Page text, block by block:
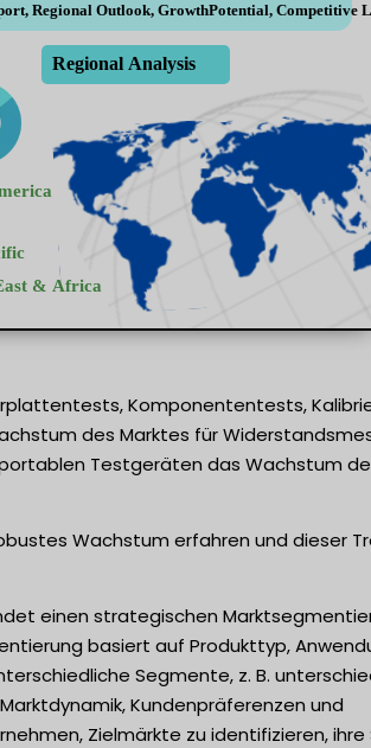
Komponententests,
des Marktes für
Testgeräten das Wachstum
Wachstum erfahren und dieser
einen strategischen
basiert auf Produkttyp,
Segmente, z. B.
Kundenpräferenzen und
Zielmärkte zu identifizieren,